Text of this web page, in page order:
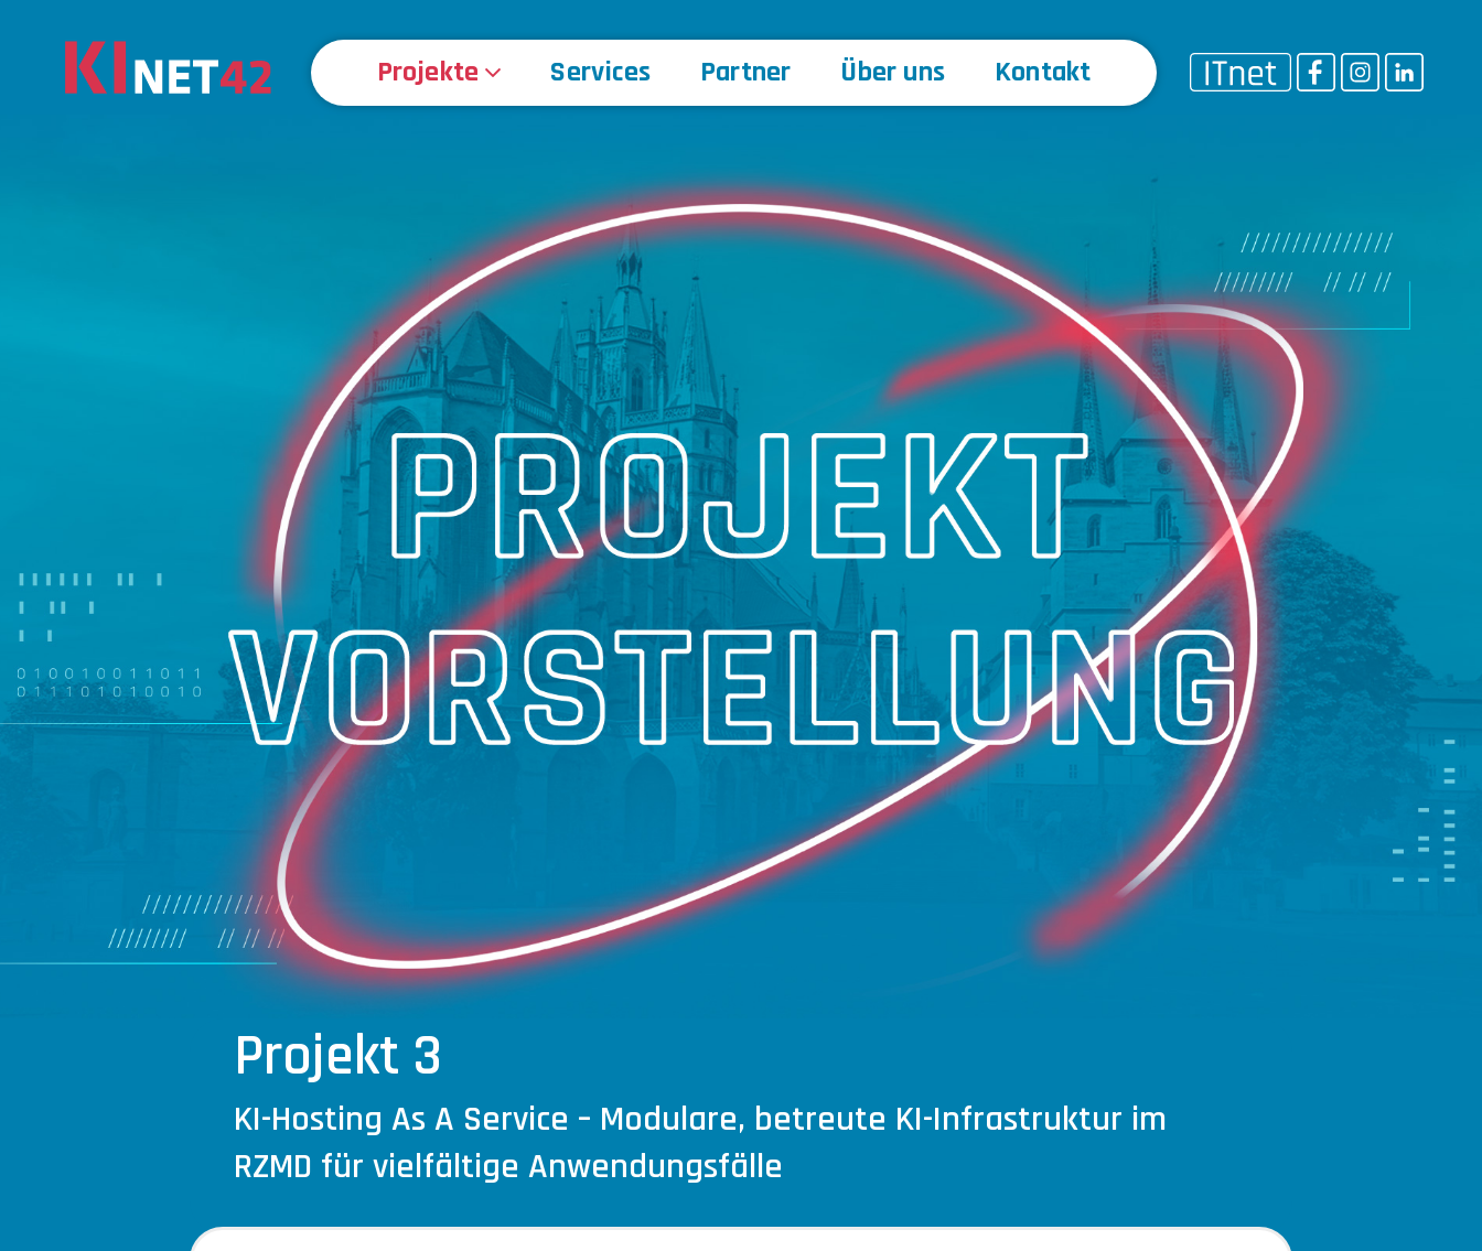
Projekte Services Partner Über uns Kontakt
Projekt 3
KI-Hosting As A Service – Modulare, betreute KI-Infrastruktur im
RZMD für vielfältige Anwendungs­fälle